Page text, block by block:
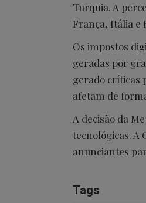
Turquia. A
França, Itália e
Os impostos
geradas por
gerado críticas
afetam de
A decisão da
tecnológicas. A
anunciantes
Tags